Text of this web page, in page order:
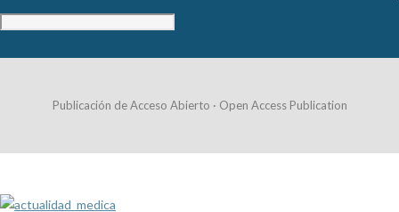
Publicación de Acceso Abierto · Open Access Publication